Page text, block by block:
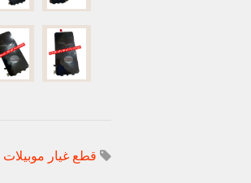
قطع غيار موبيلات Xiaomi